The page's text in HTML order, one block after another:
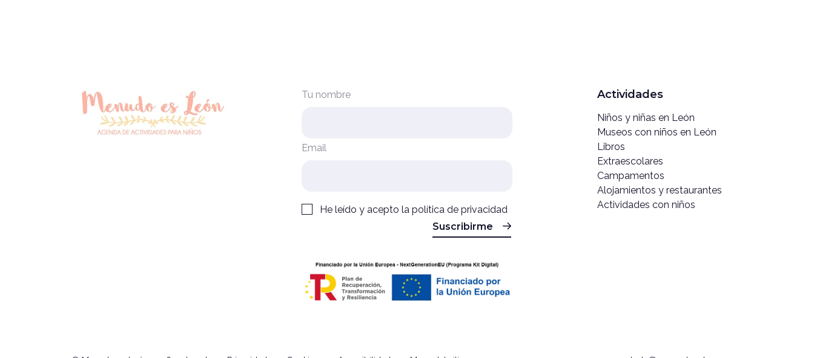
Tu nombre
Email
He leído y acepto la política de privacidad
Suscribirme
Actividades
Niños y niñas en León
Museos con niños en León
Libros
Extraescolares
Campamentos
Alojamientos y restaurantes
Actividades con niños